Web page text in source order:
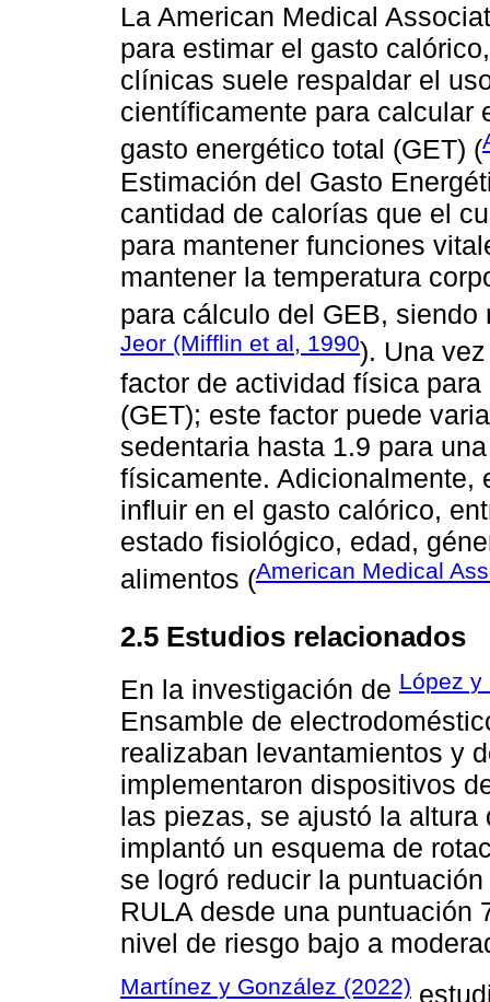
La American Medical
para estimar el gasto
clínicas suele respaldar el
científicamente para calcular
gasto energético total (GET) (
Estimación del Gasto
cantidad de calorías que el
para mantener funciones
mantener la temperatura
para cálculo del GEB,
Jeor (Mifflin et al, 1990). Una
factor de actividad física
(GET); este factor puede
sedentaria hasta 1.9 para
físicamente. Adicionalmente,
influir en el gasto calórico,
estado fisiológico, edad,
alimentos (American Medical
2.5 Estudios relacionados
En la investigación de López y
Ensamble de
realizaban levantamientos y
implementaron dispositivos
las piezas, se ajustó la
implantó un esquema de
se logró reducir la
RULA desde una puntuación
nivel de riesgo bajo a
Martínez y González (2022)